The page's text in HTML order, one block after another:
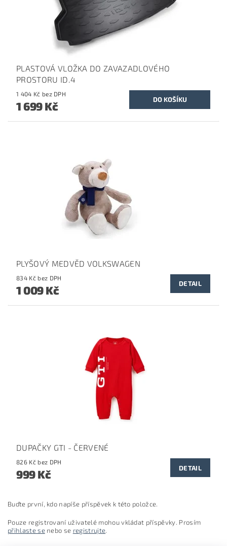
PLASTOVÁ VLOŽKA DO ZAVAZADLOVÉHO
PROSTORU ID.4
1 404 Kč bez DPH
1 699 Kč
PLYŠOVÝ MEDVĚD VOLKSWAGEN
834 Kč bez DPH
1 009 Kč DETAIL
DUPAČKY GTI - ČERVENÉ
826 Kč bez DPH
999 Kč DETAIL
Buďte první, kdo napíše příspěvek k této položce.
Pouze registrovaní uživatelé mohou vkládat příspěvky. Prosím
přihlaste senebo se registrujte.